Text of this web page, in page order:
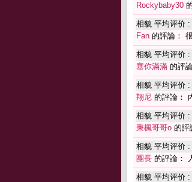
Rockybaby30
相貌 平均评价 :
Fan 的評論：
相貌 平均评价 :
塞你滿滿 的評
相貌 平均评价 :
翔尼 的評論：
相貌 平均评价 :
秉楓哥哥o 的評
相貌 平均评价 :
團長 的評論：
相貌 平均评价 :